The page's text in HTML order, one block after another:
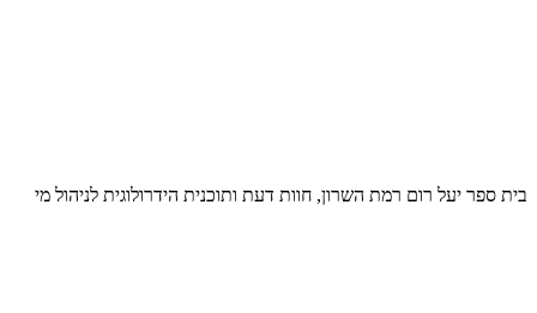
בית ספר יעל רום רמת השרון, חוות דעת ותוכנית הידרולוגית לניהול מי